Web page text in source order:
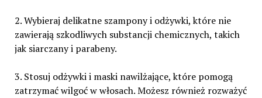
2. Wybieraj delikatne szampony i odżywki, które nie
zawierają szkodliwych substancji chemicznych, takich
jak siarczany i parabeny.
3. Stosuj odżywki i maski nawilżające, które pomogą
zatrzymać wilgoć w włosach. Możesz również rozważyć